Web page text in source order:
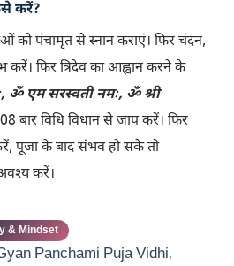
करें?
को पंचामृत से स्नान कराएं। फिर चंदन,
फिर त्रिदेव का आह्वान करने के
एम सरस्वती नमः, ॐ श्री
बार विधि विधान से जाप करें। फिर
पूजा के बाद संभव हो सके तो
करें।
& Mindset
Panchami Puja Vidhi,